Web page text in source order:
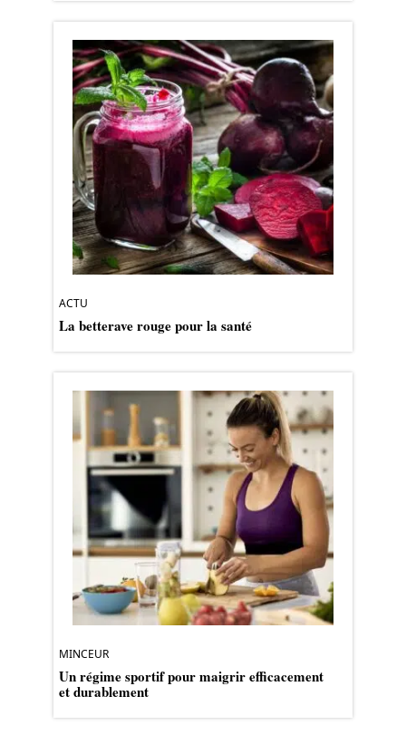
ACTU
La betterave rouge pour la santé
MINCEUR
Un régime sportif pour maigrir efficacement
et durablement